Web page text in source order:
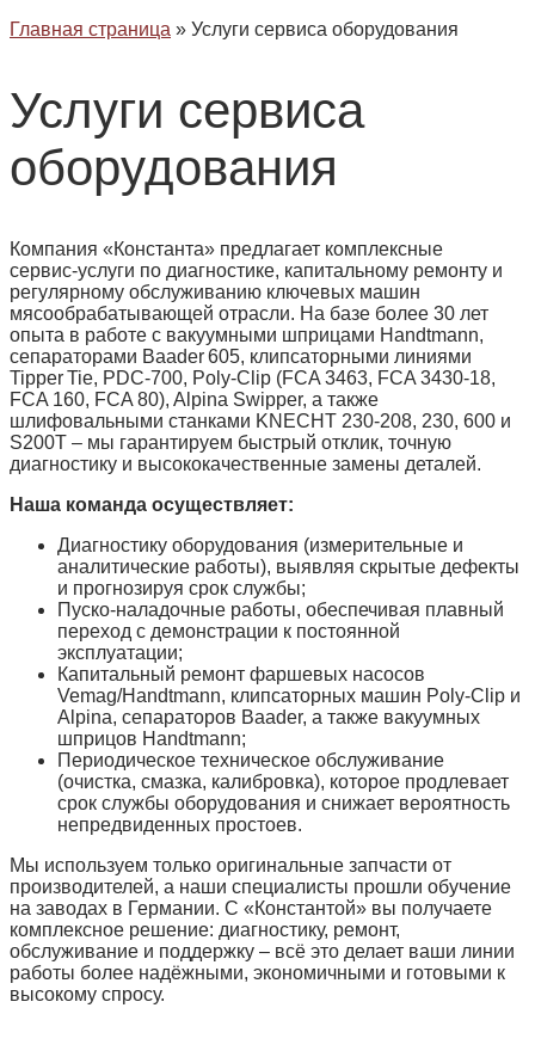
Главная страница » Услуги сервиса оборудования
Услуги сервиса
оборудования
Компания «Константа» предлагает комплексные
сервис‑услуги по диагностике, капитальному ремонту и
регулярному обслуживанию ключевых машин
мясообрабатывающей отрасли. На базе более 30 лет
опыта в работе с вакуумными шприцами Handtmann,
сепараторами Baader 605, клипсаторными линиями
Tipper Tie, PDC‑700, Poly‑Clip (FCA 3463, FCA 3430‑18,
FCA 160, FCA 80), Alpina Swipper, а также
шлифовальными станками KNECHT 230‑208, 230, 600 и
S200T – мы гарантируем быстрый отклик, точную
диагностику и высококачественные замены деталей.
Наша команда осуществляет:
Диагностику оборудования (измерительные и
аналитические работы), выявляя скрытые дефекты
и прогнозируя срок службы;
Пуско‑наладочные работы, обеспечивая плавный
переход с демонстрации к постоянной
эксплуатации;
Капитальный ремонт фаршевых насосов
Vemag/Handtmann, клипсаторных машин Poly‑Clip и
Alpina, сепараторов Baader, а также вакуумных
шприцов Handtmann;
Периодическое техническое обслуживание
(очистка, смазка, калибровка), которое продлевает
срок службы оборудования и снижает вероятность
непредвиденных простоев.
Мы используем только оригинальные запчасти от
производителей, а наши специалисты прошли обучение
на заводах в Германии. С «Константой» вы получаете
комплексное решение: диагностику, ремонт,
обслуживание и поддержку – всё это делает ваши линии
работы более надёжными, экономичными и готовыми к
высокому спросу.